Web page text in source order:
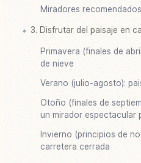
Miradores recomendados
3. Disfrutar del paisaje en
Primavera (finales de
de nieve
Verano (julio-agosto):
Otoño (finales de
un mirador espectacular
Invierno (principios de
carretera cerrada